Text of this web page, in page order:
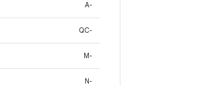
A-‎
QC-‎
M-‎
N-‎